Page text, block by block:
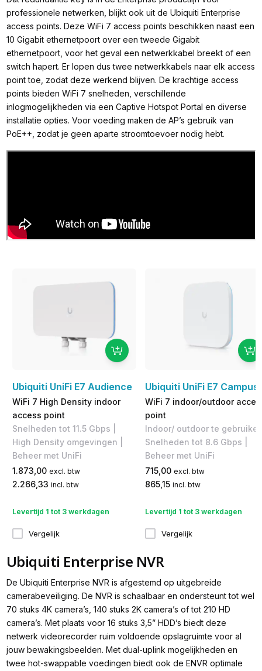
professionele netwerken, blijkt ook uit de Ubiquiti Enterprise
access points. Deze WiFi 7 access points beschikken naast een
10 Gigabit ethernetpoort over een tweede Gigabit
ethernetpoort, voor het geval een netwerkkabel breekt of een
switch hapert. Er lopen dus twee netwerkkabels naar elk access
point toe, zodat deze werkend blijven. De krachtige access
points bieden WiFi 7 snelheden, verschillende
inlogmogelijkheden via een Captive Hotspot Portal en diverse
installatie opties. Voor voeding maken de AP’s gebruik van
PoE++, zodat je geen aparte stroomtoevoer nodig hebt.
Ubiquiti UniFi E7 Audience
WiFi 7 High Density indoor
access point
Snelheden tot 11.5 Gbps |
High Density omgevingen |
Beheer met UniFi
1.873,00 excl. btw
2.266,33 incl. btw
Levertijd 1 tot 3 werkdagen
Vergelijk
Ubiquiti UniFi E7 Campus
WiFi 7 indoor/outdoor
point
Indoor/ outdoor te
Snelheden tot 8.6 Gbps |
Beheer met UniFi
715,00 excl. btw
865,15 incl. btw
Levertijd 1 tot 3 werkdagen
Vergelijk
Ubiquiti Enterprise NVR
De Ubiquiti Enterprise NVR is afgestemd op uitgebreide
camerabeveiliging. De NVR is schaalbaar en ondersteunt tot wel
70 stuks 4K camera’s, 140 stuks 2K camera’s of tot 210 HD
camera’s. Met plaats voor 16 stuks 3,5” HDD’s biedt deze
netwerk videorecorder ruim voldoende opslagruimte voor al
jouw bewakingsbeelden. Met dual-uplink mogelijkheden en
twee hot-swappable voedingen biedt ook de ENVR optimale